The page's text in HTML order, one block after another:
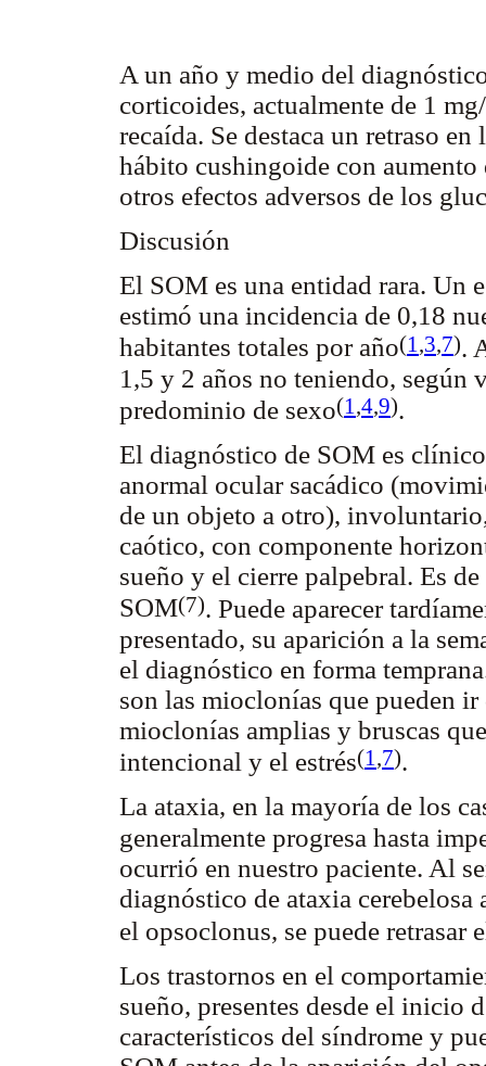
A un año y medio del
corticoides, actualmente de 1
recaída. Se destaca un retraso
hábito cushingoide con aumento
otros efectos adversos de los
Discusión
El SOM es una entidad rara. Un
estimó una incidencia de 0,18
habitantes totales por año(1 3 7).
1,5 y 2 años no teniendo, según
predominio de sexo(1 ,4,9).
El diagnóstico de SOM es
anormal ocular sacádico
de un objeto a otro),
caótico, con componente
sueño y el cierre palpebral. Es
SOM(7). Puede aparecer
presentado, su aparición a la
el diagnóstico en forma
son las mioclonías que pueden
mioclonías amplias y bruscas
intencional y el estrés(1 ,7).
La ataxia, en la mayoría de los
generalmente progresa hasta
ocurrió en nuestro paciente. Al
diagnóstico de ataxia cerebelosa
el opsoclonus, se puede retrasar
Los trastornos en el
sueño, presentes desde el inicio
característicos del síndrome y